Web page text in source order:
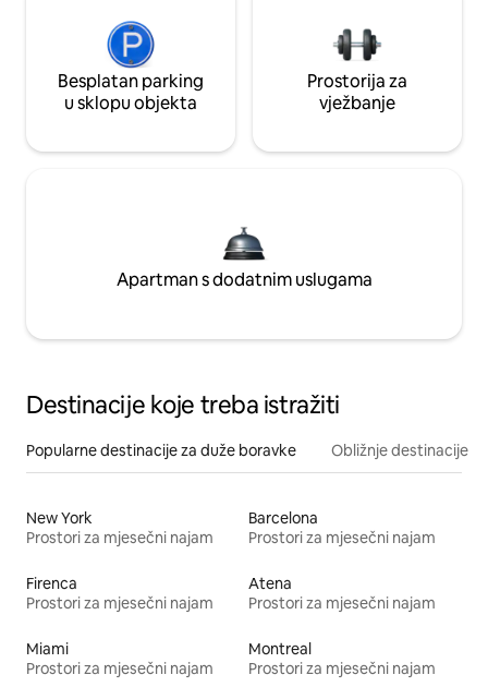
Besplatan parking
u sklopu objekta
Prostorija za
vježbanje
Apartman s dodatnim uslugama
Destinacije koje treba istražiti
Popularne destinacije za duže boravke Obližnje destinacije
New York
Prostori za mjesečni najam
Barcelona
Prostori za mjesečni najam
Firenca
Prostori za mjesečni najam
Atena
Prostori za mjesečni najam
Miami
Prostori za mjesečni najam
Montreal
Prostori za mjesečni najam